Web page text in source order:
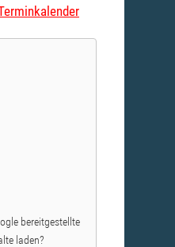
bereitgestellte
laden?